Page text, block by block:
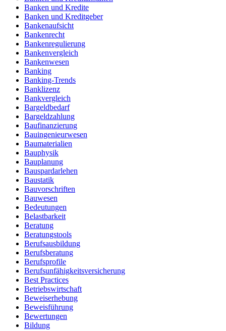
Banken und Kredite
Banken und Kreditgeber
Bankenaufsicht
Bankenrecht
Bankenregulierung
Bankenvergleich
Bankenwesen
Banking
Banking-Trends
Banklizenz
Bankvergleich
Bargeldbedarf
Bargeldzahlung
Baufinanzierung
Bauingenieurwesen
Baumaterialien
Bauphysik
Bauplanung
Bauspardarlehen
Baustatik
Bauvorschriften
Bauwesen
Bedeutungen
Belastbarkeit
Beratung
Beratungstools
Berufsausbildung
Berufsberatung
Berufsprofile
Berufsunfähigkeitsversicherung
Best Practices
Betriebswirtschaft
Beweiserhebung
Beweisführung
Bewertungen
Bildung